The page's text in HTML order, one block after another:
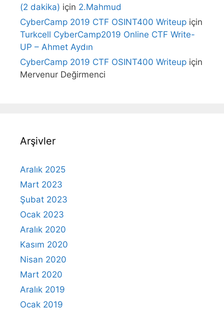
(2 dakika) için 2.Mahmud
CyberCamp 2019 CTF OSINT400 Writeup için
Turkcell CyberCamp2019 Online CTF Write-
UP – Ahmet Aydın
CyberCamp 2019 CTF OSINT400 Writeup için
Mervenur Değirmenci
Arşivler
Aralık 2025
Mart 2023
Şubat 2023
Ocak 2023
Aralık 2020
Kasım 2020
Nisan 2020
Mart 2020
Aralık 2019
Ocak 2019